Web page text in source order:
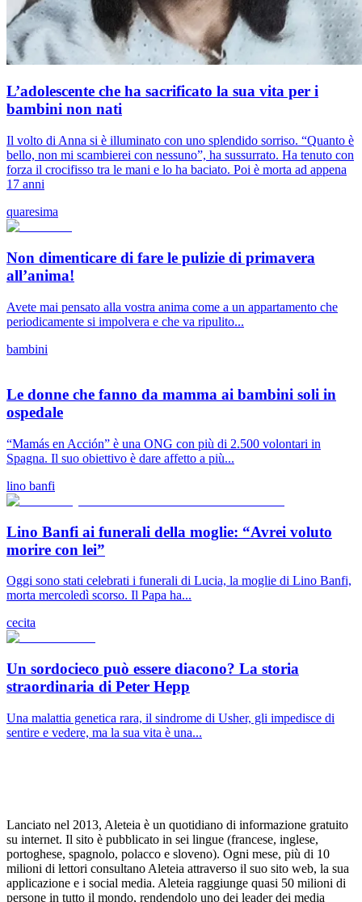
L’adolescente che ha sacrificato la sua vita per i
bambini non nati
Il volto di Anna si è illuminato con uno splendido sorriso. “Quanto è
bello, non mi scambierei con nessuno”, ha sussurrato. Ha tenuto con
forza il crocifisso tra le mani e lo ha baciato. Poi è morta ad appena
17 anni
quaresima
Non dimenticare di fare le pulizie di primavera
all’anima!
Avete mai pensato alla vostra anima come a un appartamento che
periodicamente si impolvera e che va ripulito...
bambini
Le donne che fanno da mamma ai bambini soli in
ospedale
“Mamás en Acción” è una ONG con più di 2.500 volontari in
Spagna. Il suo obiettivo è dare affetto a più...
lino banfi
Lino Banfi ai funerali della moglie: “Avrei voluto
morire con lei”
Oggi sono stati celebrati i funerali di Lucia, la moglie di Lino Banfi,
morta mercoledì scorso. Il Papa ha...
cecita
Un sordocieco può essere diacono? La storia
straordinaria di Peter Hepp
Una malattia genetica rara, il sindrome di Usher, gli impedisce di
sentire e vedere, ma la sua vita è una...
Lanciato nel 2013, Aleteia è un quotidiano di informazione gratuito
su internet. Il sito è pubblicato in sei lingue (francese, inglese,
portoghese, spagnolo, polacco e sloveno). Ogni mese, più di 10
milioni di lettori consultano Aleteia attraverso il suo sito web, la sua
applicazione e i social media. Aleteia raggiunge quasi 50 milioni di
persone in tutto il mondo, rendendolo uno dei leader dei media